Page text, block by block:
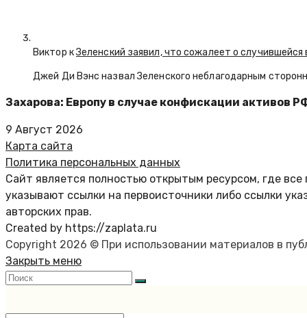
Виктор кЗеленский заявил, что сожалеет о
Джей Ди Вэнс назвал Зеленского неблагодарным
Захарова: Европу в случае конфискации активов
9 Август 2026
Карта сайта
Политика персональных данных
Сайт является полностью открытым ресурсом, где
указывают ссылки на первоисточники либо ссылки
авторских прав.
Created by https://zaplata.ru
Copyright 2026 © При использовании материалов в
Закрыть меню